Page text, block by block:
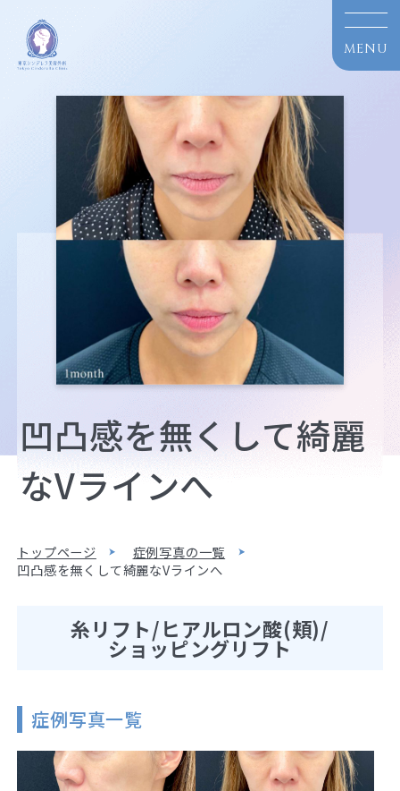
凹凸感を無くして綺麗
なVラインへ
トップページ
症例写真の一覧
凹凸感を無くして綺麗なVラインへ
糸リフト/ヒアルロン酸(頬)/
ショッピングリフト
症例写真一覧